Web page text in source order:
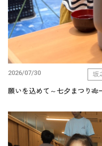
2026/07/30 坂
願いを込めて～七夕まつり